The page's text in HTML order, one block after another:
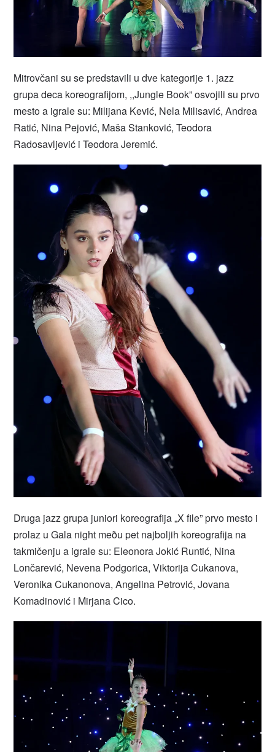
Mitrovčani su se predstavili u dve kategorije 1. jazz
grupa deca koreografijom, ,,Jungle Book” osvojili su prvo
mesto a igrale su: Milijana Kević, Nela Milisavić, Andrea
Ratić, Nina Pejović, Maša Stanković, Teodora
Radosavljević i Teodora Jeremić.
Druga jazz grupa juniori koreografija „X file” prvo mesto i
prolaz u Gala night meðu pet najboljih koreografija na
takmičenju a igrale su: Eleonora Jokić Runtić, Nina
Lončarević, Nevena Podgorica, Viktorija Cukanova,
Veronika Cukanonova, Angelina Petrović, Jovana
Komadinović i Mirjana Cico.